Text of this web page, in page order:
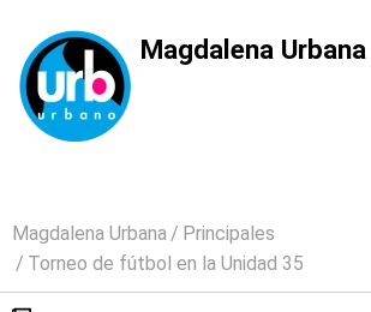
Magdalena Urbana
Magdalena Urbana
Principales
Torneo de fútbol en la Unidad 35